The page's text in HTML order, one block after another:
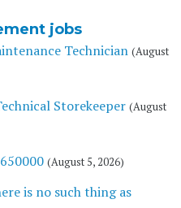
jobs
Technician (August
Storekeeper (August
(August 5, 2026)
is no such thing as